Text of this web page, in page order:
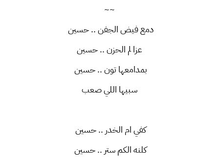
~~
دمع فيض الجفن .. حسين
عزا لم الحزن .. حسين
بمدامعها تون .. حسين
سبيها اللي صعب
كفي ام الخدر .. حسين
كلنه الكم ستر .. حسين